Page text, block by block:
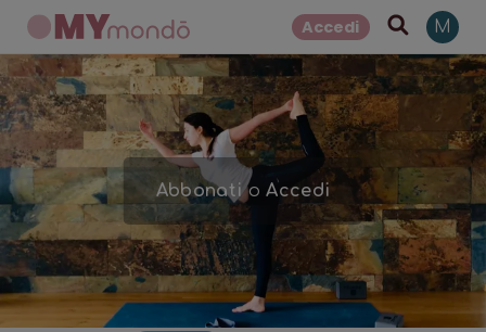
Accedi M
AbbonatioAccedi